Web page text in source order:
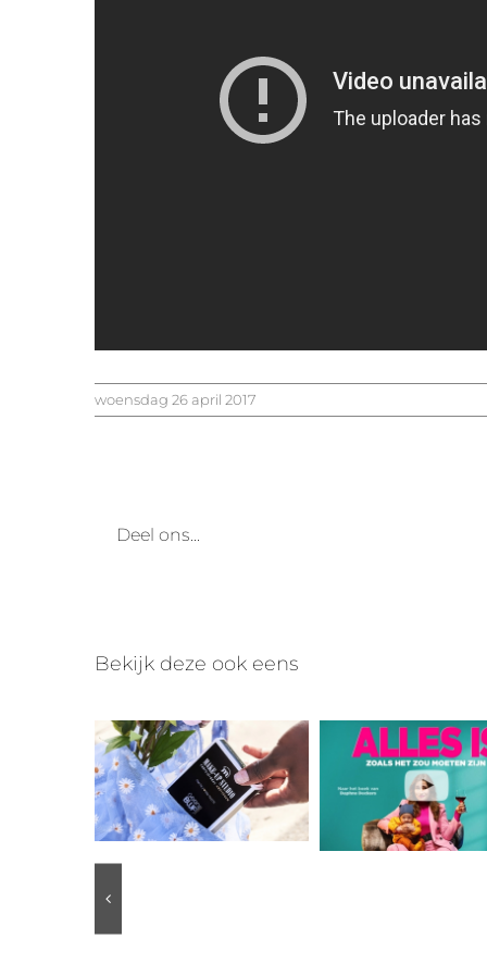
woensdag 26 april 2017
Deel ons...
Bekijk deze ook eens